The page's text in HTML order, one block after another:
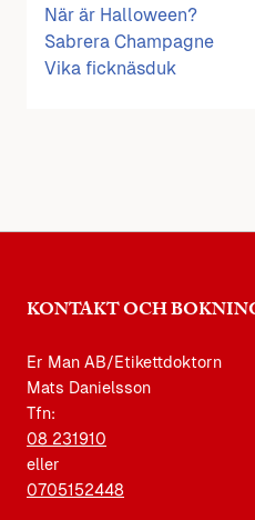
När är Halloween?
Sabrera Champagne
Vika ficknäsduk
KONTAKT OCH
Er Man AB/Etikettdoktorn
Mats Danielsson
Tfn:
08 231910
eller
0705152448